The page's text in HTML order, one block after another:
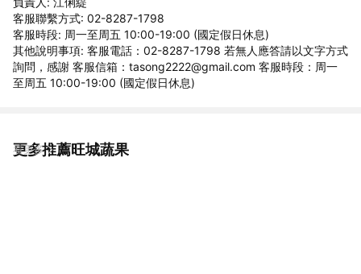
客服聯繫方式: 02-8287-1798
客服時段: 周一至周五 10:00-19:00 (國定假日休息)
其他說明事項: 客服電話：02-8287-1798 若無人應答請以文字方式
詢問，感謝 客服信箱：tasong2222@gmail.com 客服時段：周一
至周五 10:00-19:00 (國定假日休息)
更多推薦旺城蔬果
看更多